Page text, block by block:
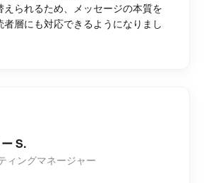
えられるため、メッセージの本質を
者層にも対応できるようになりまし
S.
ィングマネージャー